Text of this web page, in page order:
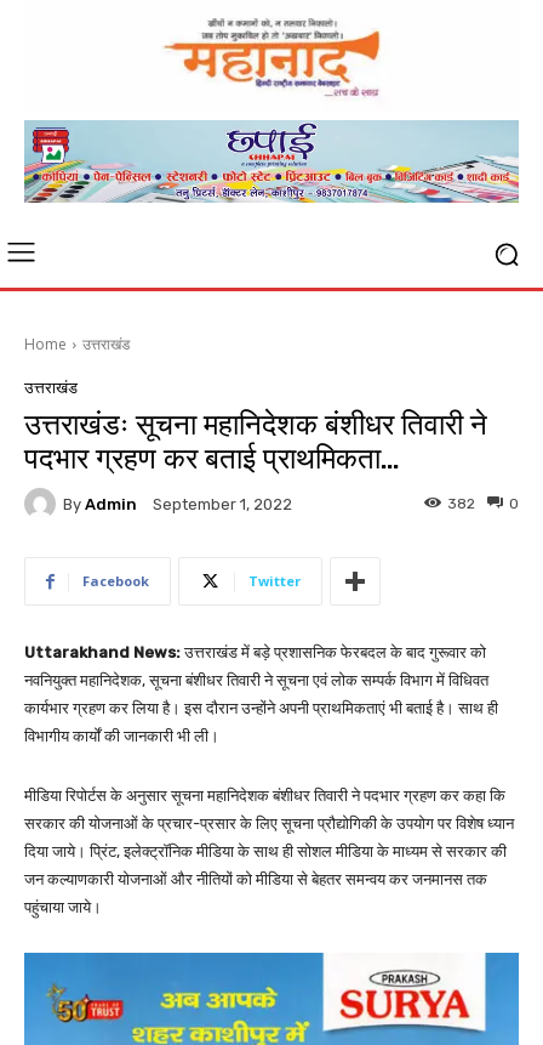
Home उत्तराखंड
उत्तराखंड
उत्तराखंडः सूचना महानिदेशक बंशीधर तिवारी ने
पदभार ग्रहण कर बताई प्राथमिकता…
By Admin September 1, 2022 0
382
Facebook Twitter
Uttarakhand News:उत्तराखंड में बड़े प्रशासनिक फेरबदल के बाद गुरूवार को
नवनियुक्त महानिदेशक, सूचना बंशीधर तिवारी ने सूचना एवं लोक सम्पर्क विभाग में विधिवत
कार्यभार ग्रहण कर लिया है। इस दौरान उन्होंने अपनी प्राथमिकताएं भी बताई है। साथ ही
विभागीय कार्यों की जानकारी भी ली।
मीडिया रिपोर्टस के अनुसार सूचना महानिदेशक बंशीधर तिवारी ने पदभार ग्रहण कर कहा कि
सरकार की योजनाओं के प्रचार-प्रसार के लिए सूचना प्रौद्योगिकी के उपयोग पर विशेष ध्यान
दिया जाये। प्रिंट, इलेक्ट्रॉनिक मीडिया के साथ ही सोशल मीडिया के माध्यम से सरकार की
जन कल्याणकारी योजनाओं और नीतियों को मीडिया से बेहतर समन्वय कर जनमानस तक
पहुंचाया जाये।